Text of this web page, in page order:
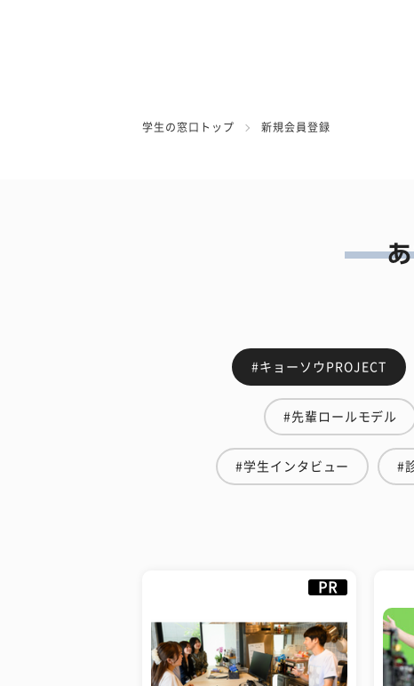
学生の窓口トップ 新規会員登録
#キョーソウPROJECT
#先輩ロールモデル
#学生インタビュー #
PR